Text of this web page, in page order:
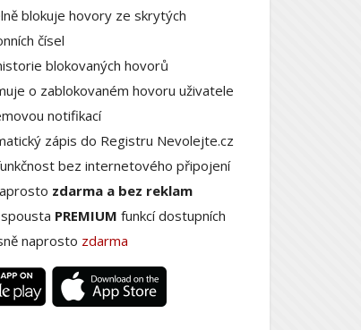
blokuje hovory ze skrytých
čísel
blokovaných hovorů
o zablokovaném hovoru uživatele
notifikací
zápis do Registru Nevolejte.cz
bez internetového připojení
zdarma a bez reklam
PREMIUM funkcí dostupních
naprosto zdarma